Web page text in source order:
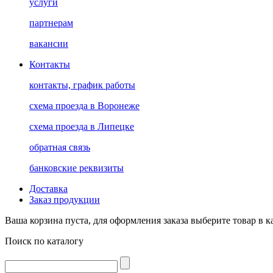
услуги
партнерам
вакансии
Контакты
контакты, график работы
схема проезда в Воронеже
схема проезда в Липецке
обратная связь
банковские реквизиты
Доставка
Заказ продукции
Ваша корзина пуста, для оформления заказа выберите товар в
Поиск по каталогу